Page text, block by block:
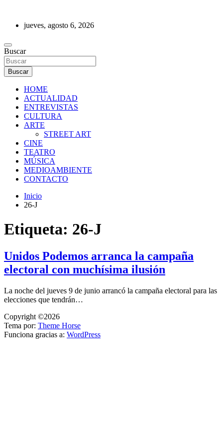
contenidojueves, agosto 6, 2026
REVISTA DE PRENSA
Buscar
Buscar
HOME
ACTUALIDAD
ENTREVISTAS
CULTURA
ARTE
STREET ART
CINE
TEATRO
MÚSICA
MEDIOAMBIENTE
CONTACTO
Inicio
26-J
Etiqueta: 26-J
Unidos Podemos arranca la campaña
electoral con muchísima ilusión
La noche del jueves 9 de junio arrancó la campaña electoral para las
elecciones que tendrán…
Copyright ©2026
Tema por: Theme Horse
Funciona gracias a: WordPress